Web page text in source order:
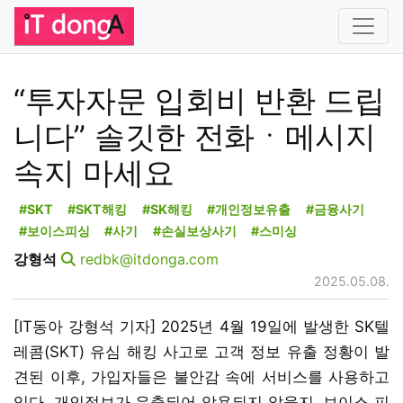
“투자자문 입회비 반환 드립
니다” 솔깃한 전화ㆍ메시지
속지 마세요
#SKT #SKT해킹 #SK해킹 #개인정보유출
#금융사기
#보이스피싱
#사기 #손실보상사기 #스미싱
강형석 redbk@itdonga.com
2025.05.08.
[IT동아 강형석 기자] 2025년 4월 19일에 발생한 SK텔
레콤(SKT) 유심 해킹 사고로 고객 정보 유출 정황이 발
견된 이후, 가입자들은 불안감 속에 서비스를 사용하고